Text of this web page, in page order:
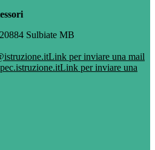
Sulbiate MB
Link per inviare una mail
Link per inviare una